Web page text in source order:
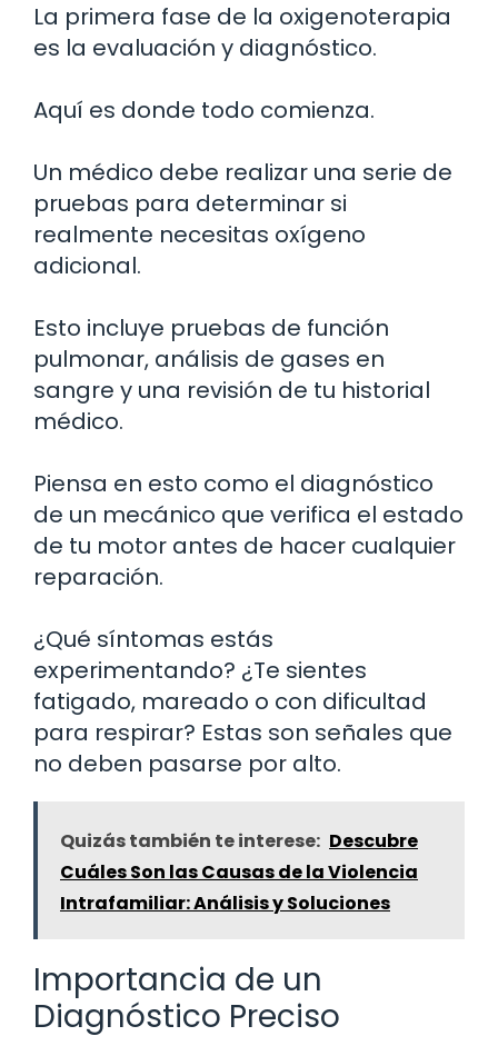
La primera fase de la oxigenoterapia
es la evaluación y diagnóstico.
Aquí es donde todo comienza.
Un médico debe realizar una serie de
pruebas para determinar si
realmente necesitas oxígeno
adicional.
Esto incluye pruebas de función
pulmonar, análisis de gases en
sangre y una revisión de tu historial
médico.
Piensa en esto como el diagnóstico
de un mecánico que verifica el estado
de tu motor antes de hacer cualquier
reparación.
¿Qué síntomas estás
experimentando? ¿Te sientes
fatigado, mareado o con dificultad
para respirar? Estas son señales que
no deben pasarse por alto.
Quizás también te interese: Descubre
Cuáles Son las Causas de la Violencia
Intrafamiliar: Análisis y Soluciones
Importancia de un
Diagnóstico Preciso